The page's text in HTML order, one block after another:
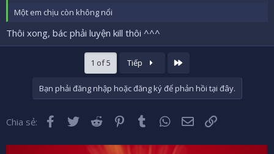
Một em chịu còn không nổi
Thôi xong, bác phải luyện kill thôi ^^^
1 of 5 Tiếp
Bạn phải đăng nhập hoặc đăng ký để phản hồi tại đây.
Chia sẻ: Facebook
Twitter Reddit Pinterest
Tumblr WhatsApp
Email